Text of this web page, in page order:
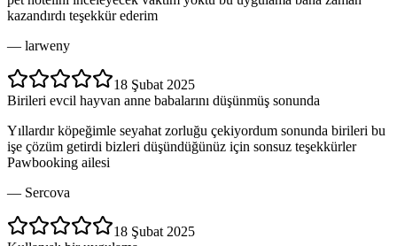
kazandırdı teşekkür ederim
— larweny
18 Şubat 2025
Birileri evcil hayvan anne babalarını düşünmüş sonunda
Yıllardır köpeğimle seyahat zorluğu çekiyordum sonunda birileri bu
işe çözüm getirdi bizleri düşündüğünüz için sonsuz teşekkürler
Pawbooking ailesi
— Sercova
18 Şubat 2025